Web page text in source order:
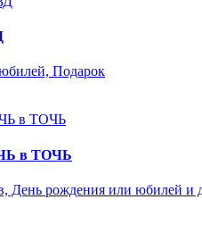
Подарок
в ТОЧЬ
День рождения или юбилей и